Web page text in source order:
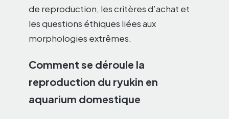
de reproduction, les critères d’achat et
les questions éthiques liées aux
morphologies extrêmes.
Comment se déroule la
reproduction du ryukin en
aquarium domestique